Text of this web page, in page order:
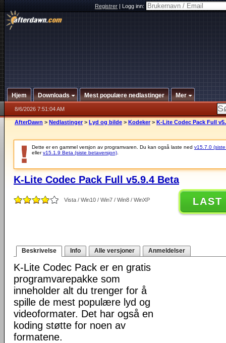
Registrer|Logg inn:
Hjem Downloads Mest populære nedlastinger Mer
8/6/2026 7:51:04 AM
AfterDawn > Nedlastinger > Lyd og bilde > Kodeker > K-Lite Codec Pack Full
Dette er en gammel versjon av programvaren. Du kan også laste ned v15.7.0
ellerv15.1.9 Beta (siste betaversjon)
K-Lite Codec Pack Full v5.9.4 Beta
Vista / Win10 / Win7 / Win8 / WinXP LAST
Beskrivelse Info Alle versjoner Anmeldelser
K-Lite Codec Pack er en gratis
programvarepakke som
inneholder alt du trenger for å
spille de mest populære lyd og
videoformater. Det har også en
koding støtte for noen av
formatene.